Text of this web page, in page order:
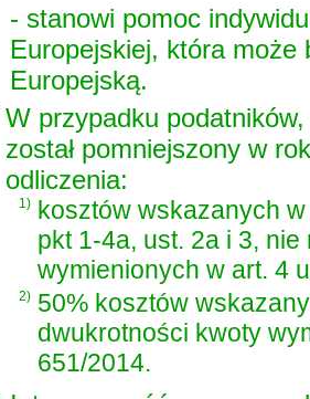
- stanowi pomoc
Europejskiej, która może
Europejską.
W przypadku
został pomniejszony w
odliczenia:
1) kosztów wskazanych
pkt 1-4a, ust. 2a i 3,
wymienionych w art. 4
2) 50% kosztów
dwukrotności kwoty
651/2014.